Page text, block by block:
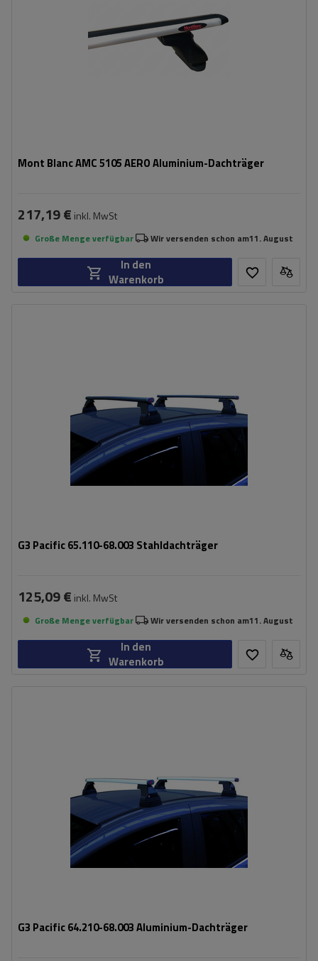
Mont Blanc AMC 5105 AERO Aluminium-Dachträger
217,19 € inkl. MwSt
Große Menge verfügbar Wir versenden schon am11. August
In den
Warenkorb
G3 Pacific 65.110-68.003 Stahldachträger
125,09 € inkl. MwSt
Große Menge verfügbar Wir versenden schon am11. August
In den
Warenkorb
G3 Pacific 64.210-68.003 Aluminium-Dachträger